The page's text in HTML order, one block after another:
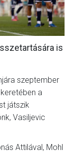
is
szeptember
a
játszik
Vasiljevic
Attilával, Mohl